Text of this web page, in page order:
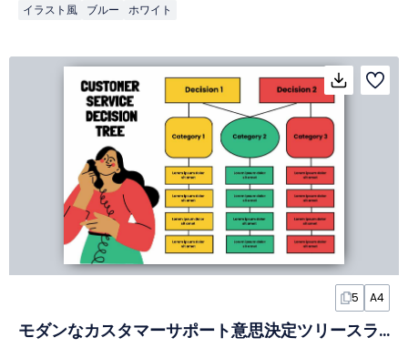
イラスト風 ブルー ホワイト
5 A4
モダンなカスタマーサポート意思決定ツリースライド